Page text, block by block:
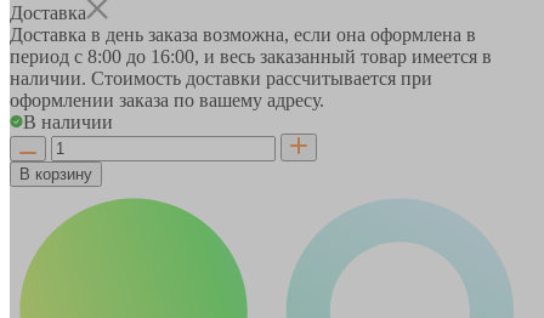
Доставка
Доставка в день заказа возможна, если она оформлена в
период с 8:00 до 16:00, и весь заказанный товар имеется в
наличии. Стоимость доставки рассчитывается при
оформлении заказа по вашему адресу.
В наличии
В корзину